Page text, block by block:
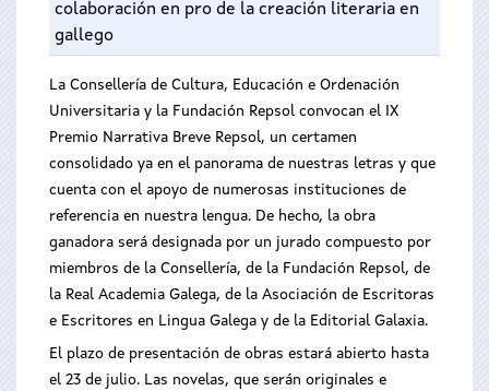
aquícolaboración en pro de la creación literaria en
gallego
La Consellería de Cultura, Educación e Ordenación
Universitaria y la Fundación Repsol convocan el IX
Premio Narrativa Breve Repsol, un certamen
consolidado ya en el panorama de nuestras letras y que
cuenta con el apoyo de numerosas instituciones de
referencia en nuestra lengua. De hecho, la obra
ganadora será designada por un jurado compuesto por
miembros de la Consellería, de la Fundación Repsol, de
la Real Academia Galega, de la Asociación de Escritoras
e Escritores en Lingua Galega y de la Editorial Galaxia.
El plazo de presentación de obras estará abierto hasta
el 23 de julio. Las novelas, que serán originales e